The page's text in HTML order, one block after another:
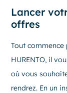
Lancer
offres
Tout
HURENTO, il
où vous
rendrez. En un